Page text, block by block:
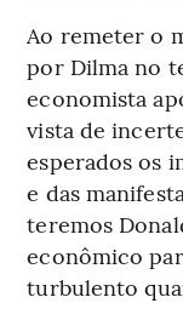
Ao remeter o
por Dilma no
economista
vista de
esperados os
e das
teremos
econômico
turbulento